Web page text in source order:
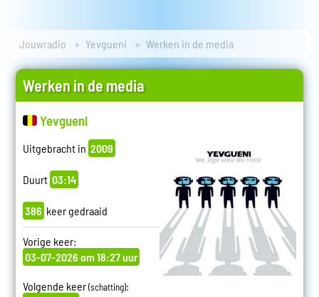
Jouwradio Yevgueni Werken in de media
Werken in de media
Yevgueni
Uitgebracht in 2009
Duurt 03:14
386 keer gedraaid
Vorige keer:
03-07-2026 om 18:27 uur
Volgende keer(schatting):